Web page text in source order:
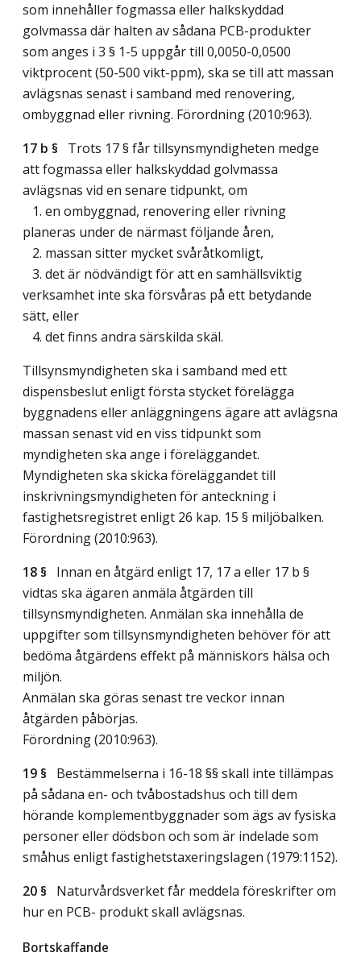
som innehåller fogmassa eller halkskyddad
golvmassa där halten av sådana PCB-produkter
som anges i 3 § 1-5 uppgår till 0,0050-0,0500
viktprocent (50-500 vikt-ppm), ska se till att massan
avlägsnas senast i samband med renovering,
ombyggnad eller rivning. Förordning (2010:963).
17 b § Trots 17 § får tillsynsmyndigheten medge
att fogmassa eller halkskyddad golvmassa
avlägsnas vid en senare tidpunkt, om
1. en ombyggnad, renovering eller rivning
planeras under de närmast följande åren,
2. massan sitter mycket svåråtkomligt,
3. det är nödvändigt för att en samhällsviktig
verksamhet inte ska försvåras på ett betydande
sätt, eller
4. det finns andra särskilda skäl.
Tillsynsmyndigheten ska i samband med ett
dispensbeslut enligt första stycket förelägga
byggnadens eller anläggningens ägare att avlägsna
massan senast vid en viss tidpunkt som
myndigheten ska ange i föreläggandet.
Myndigheten ska skicka föreläggandet till
inskrivningsmyndigheten för anteckning i
fastighetsregistret enligt 26 kap. 15 § miljöbalken.
Förordning (2010:963).
18 § Innan en åtgärd enligt 17, 17 a eller 17 b §
vidtas ska ägaren anmäla åtgärden till
tillsynsmyndigheten. Anmälan ska innehålla de
uppgifter som tillsynsmyndigheten behöver för att
bedöma åtgärdens effekt på människors hälsa och
miljön.
Anmälan ska göras senast tre veckor innan
åtgärden påbörjas.
Förordning (2010:963).
19 § Bestämmelserna i 16-18 §§ skall inte tillämpas
på sådana en- och tvåbostadshus och till dem
hörande komplementbyggnader som ägs av fysiska
personer eller dödsbon och som är indelade som
småhus enligt fastighetstaxeringslagen (1979:1152).
20 § Naturvårdsverket får meddela föreskrifter om
hur en PCB- produkt skall avlägsnas.
Bortskaffande